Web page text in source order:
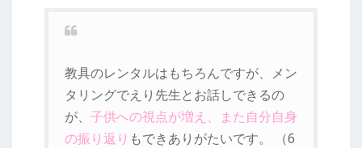
教具のレンタルはもちろんですが、メン
タリングでえり先生とお話しできるの
が、 子供への視点が増え、また自分自身
の振り返り もできありがたいです。 （6